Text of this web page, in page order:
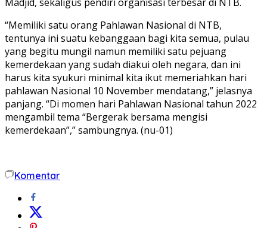
“Memiliki satu orang Pahlawan Nasional di NTB,
tentunya ini suatu kebanggaan bagi kita semua, pulau
yang begitu mungil namun memiliki satu pejuang
kemerdekaan yang sudah diakui oleh negara, dan ini
harus kita syukuri minimal kita ikut memeriahkan hari
pahlawan Nasional 10 November mendatang,” jelasnya
panjang. “Di momen hari Pahlawan Nasional tahun 2022
mengambil tema “Bergerak bersama mengisi
kemerdekaan”,” sambungnya. (nu-01)
Komentar